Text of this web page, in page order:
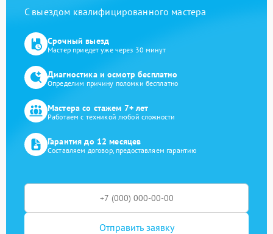
С выездом квалифицированного мастера
Срочный выезд
Мастер приедет уже через 30 минут
Диагностика и осмотр бесплатно
Определим причину поломки бесплатно
Мастера со стажем 7+ лет
Работаем с техникой любой сложности
Гарантия до 12 месяцев
Составляем договор, предоставляем гарантию
Отправить заявку